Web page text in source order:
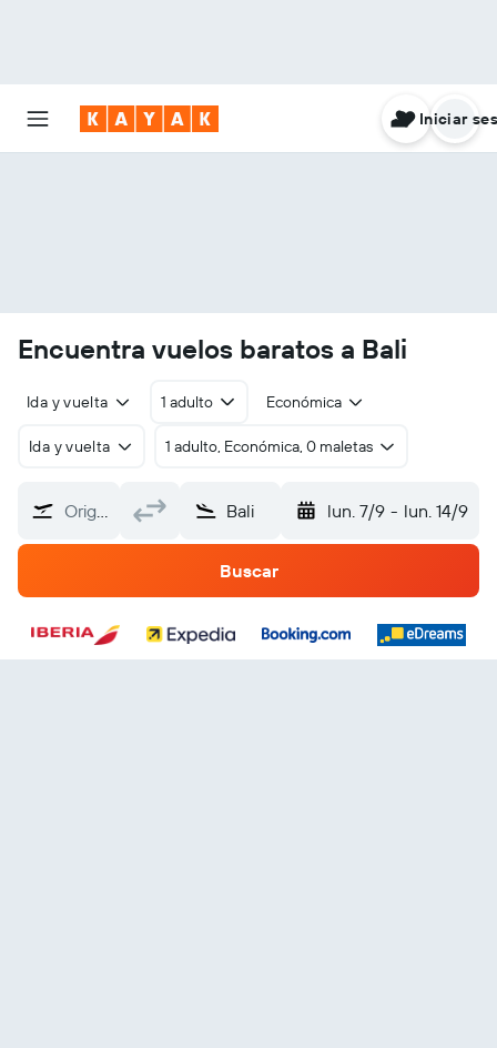
Iniciar
Encuentra vuelos baratos a Bali
Ida y vuelta 1 adulto Económica
Ida y vuelta 1 adulto, Económica, 0 maletas
Origen Bali lun. 7/9 - lun. 14/9
Buscar